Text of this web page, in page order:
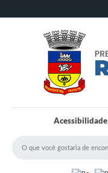
Acessibilidade